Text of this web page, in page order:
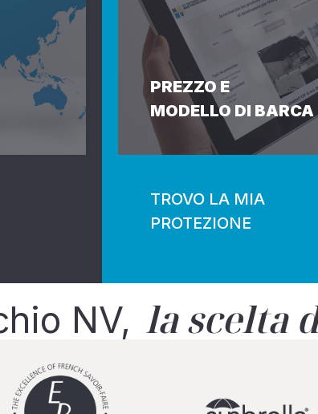
PREZZO E
MODELLO DI BARCA
TROVO LA MIA
PROTEZIONE
NV, la scelta